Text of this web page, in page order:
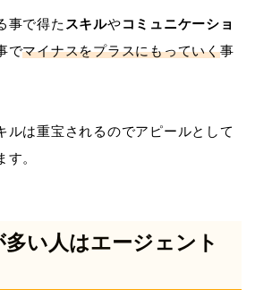
事で得た スキルやコミュニケーショ
でマイナスをプラスにもっていく事
ルは重宝されるのでアピールとして
。
い人はエージェント